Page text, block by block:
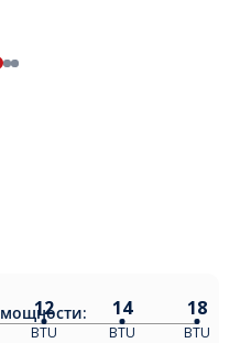
мощности:
12
BTU
14
BTU
18
BTU